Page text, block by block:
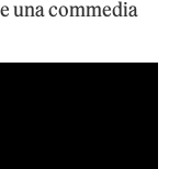
una commedia